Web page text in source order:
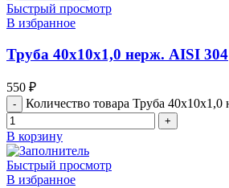
Быстрый просмотр
В избранное
Труба 40х10х1,0 нерж. АISI 304
550 ₽
Количество товара Труба
В корзину
Быстрый просмотр
В избранное